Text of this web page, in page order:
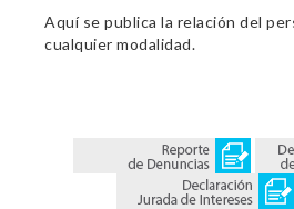
Aquí se publica la relación del
cualquier modalidad.